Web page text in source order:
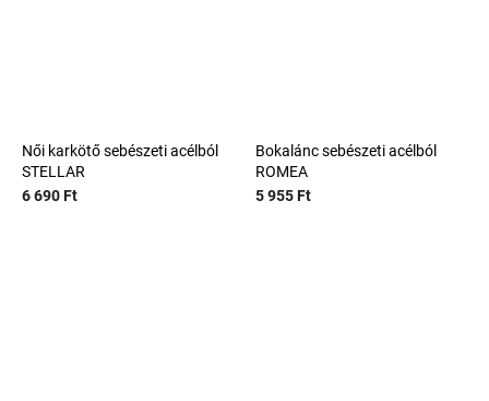
Női karkötő sebészeti acélból
STELLAR
6 690 Ft
Bokalánc sebészeti acélból
ROMEA
5 955 Ft